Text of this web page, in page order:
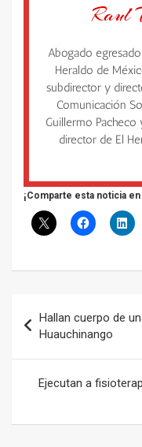
Raul
Abogado
Heraldo de
subdirector y
Comunicación
Guillermo
director de El
¡Comparte esta noticia
de
entradas
Hallan cuerpo de
Huauchinango
Ejecutan a